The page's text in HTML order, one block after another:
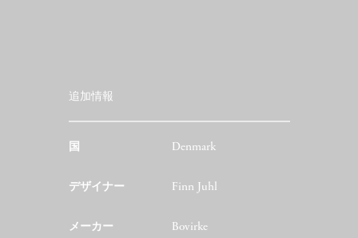
追加情報
国 Denmark
デザイナー Finn Juhl
メーカー Bovirke